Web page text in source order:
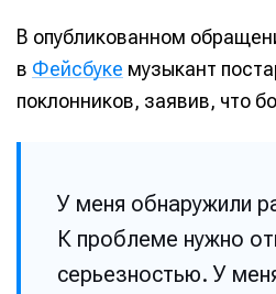
В опубликованном
в Фейсбуке музыкант
поклонников, заявив, что
У меня обнаружили
К проблеме нужно
серьезностью. У